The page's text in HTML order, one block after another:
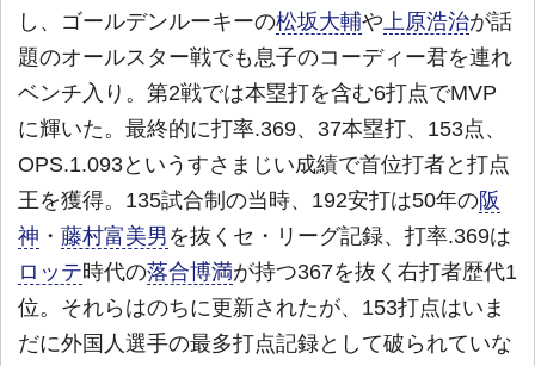
し、ゴールデンルーキーの松坂大輔や上原浩治が話
題のオールスター戦でも息子のコーディー君を連れ
ベンチ入り。第2戦では本塁打を含む6打点でMVP
に輝いた。最終的に打率.369、37本塁打、153点、
OPS.1.093というすさまじい成績で首位打者と打点
王を獲得。135試合制の当時、192安打は50年の阪
神 ・ 藤村富美男 を抜くセ・リーグ記録、打率.369は
ロッテ時代の落合博満が持つ367を抜く右打者歴代1
位。それらはのちに更新されたが、153打点はいま
だに外国人選手の最多打点記録として破られていな